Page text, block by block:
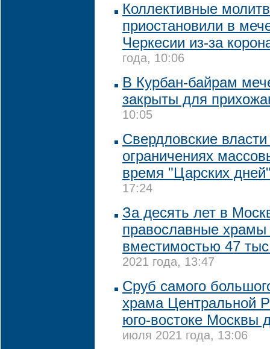
Коллективные
приостановили в
Черкесии из-за
года, 10:06
В Курбан-байрам
закрыты для
10:05
Свердловские
ограничениях
время "Царских
17:24
За десять лет в
православные
вместимостью 47
2021 года, 13:47
Сруб самого
храма Центральной
юго-востоке Москвы
июля 2021 года, 13:06